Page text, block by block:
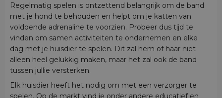
Regelmatig spelen is ontzettend belangrijk om de band
met je hond te behouden en helpt om je katten van
voldoende adrenaline te voorzien. Probeer dus tijd te
vinden om samen activiteiten te ondernemen en elke
dag met je huisdier te spelen. Dit zal hem of haar niet
alleen heel gelukkig maken, maar het zal ook de band
tussen jullie versterken.
Elk huisdier heeft het nodig om met een verzorger te
spelen. Op de markt vind je onder andere educatief en